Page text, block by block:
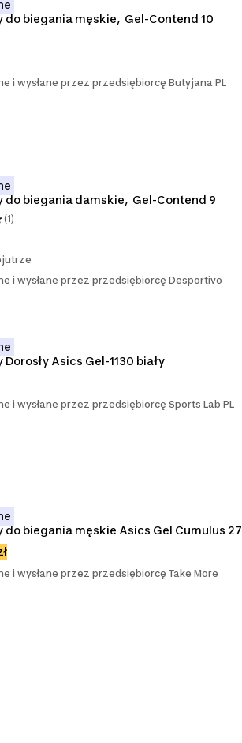
do biegania męskie,  Gel-Contend 10
i wysłane przez przedsiębiorcę Butyjana PL
do biegania damskie,  Gel-Contend 9
(1)
i wysłane przez przedsiębiorcę Desportivo
Dorosły Asics Gel-1130 biały
i wysłane przez przedsiębiorcę Sports Lab PL
do biegania męskie Asics Gel Cumulus 27
i wysłane przez przedsiębiorcę Take More